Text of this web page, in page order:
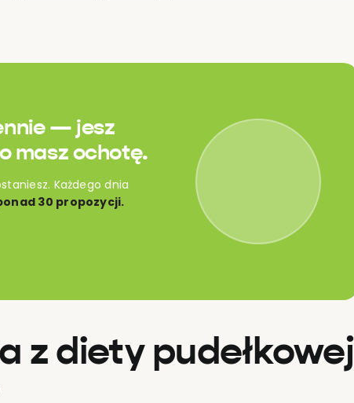
— jesz
masz ochotę.
Każdego dnia
30 propozycji.
z diety pudełkowej